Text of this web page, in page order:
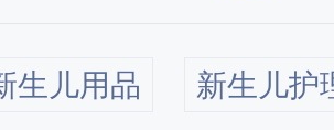
生儿用品 新生儿护